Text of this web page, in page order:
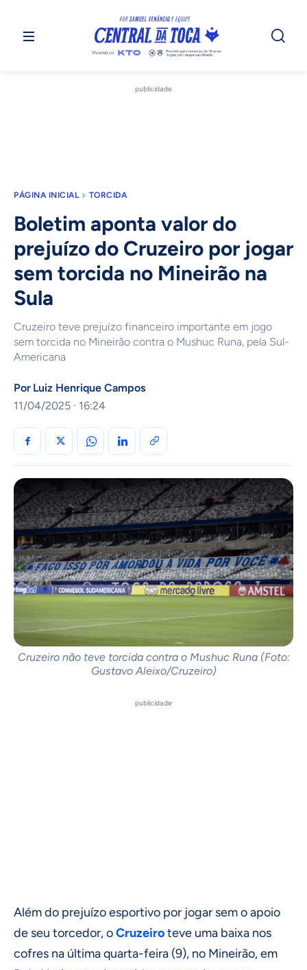
publicidade
PÁGINA INICIAL TORCIDA
Boletim aponta valor do
prejuízo do Cruzeiro por jogar
sem torcida no Mineirão na
Sula
Cruzeiro teve prejuízo financeiro importante em jogo
sem torcida no Mineirão contra o Mushuc Runa, pela Sul-
Americana
Por Luiz Henrique Campos
11/04/2025 · 16:24
Cruzeiro não teve torcida contra o Mushuc Runa (Foto:
Gustavo Aleixo/Cruzeiro)
publicidade
Além do prejuízo esportivo por jogar sem o apoio
de seu torcedor, oCruzeiroteve uma baixa nos
cofres na última quarta-feira (9), no Mineirão, em